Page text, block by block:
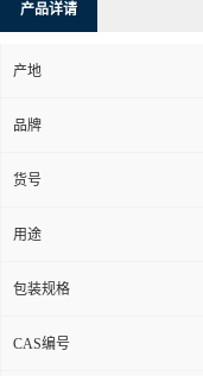
产品详请
产地
品牌
货号
用途
包装规格
CAS编号